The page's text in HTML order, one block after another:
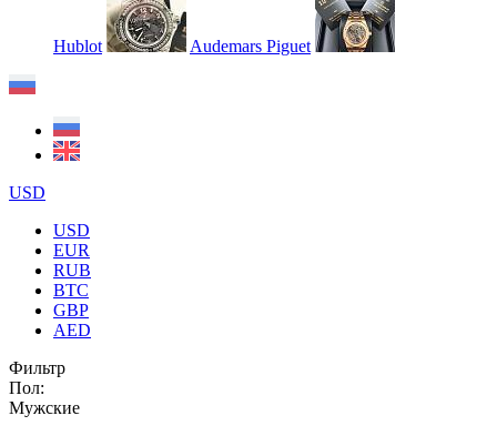
Hublot Audemars Piguet
USD
USD
EUR
RUB
BTC
GBP
AED
Фильтр
Пол:
Мужские